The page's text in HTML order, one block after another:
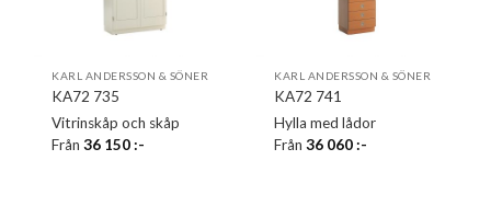
KARL ANDERSSON & SÖNER
KA72 735
Vitrinskåp och skåp
Från36 150:-
KARL ANDERSSON & SÖNER
KA72 741
Hylla med lådor
Från36 060:-